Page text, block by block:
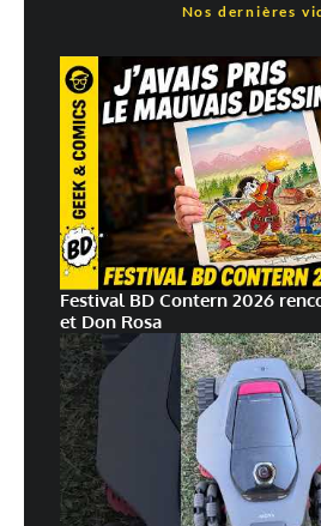
Nos dernières
Festival BD Contern 2026
et Don Rosa